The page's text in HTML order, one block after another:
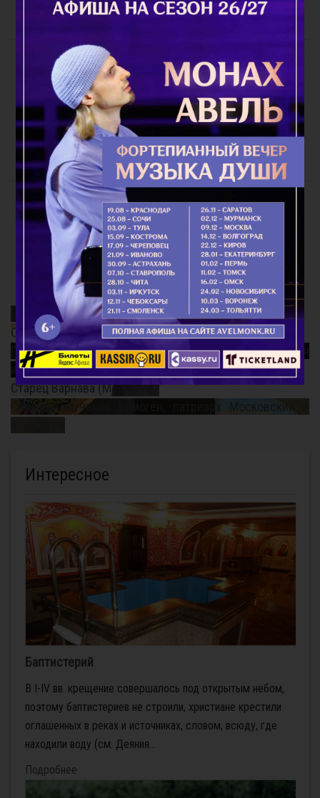
Благодатный Огонь
Смысл поста
Почему так важно поминать усопших? Непридуманная
история...
Старец Варнава (Меркулов)
Священномученик Ермоген, патриарх Московский и
Интересное
Баптистерий
В I-IV вв. крещение совершалось под открытым небом,
поэтому баптистериев не строили, христиане крестили
оглашенных в реках и источниках, словом, всюду, где
находили воду (см. Деяния...
Подробнее